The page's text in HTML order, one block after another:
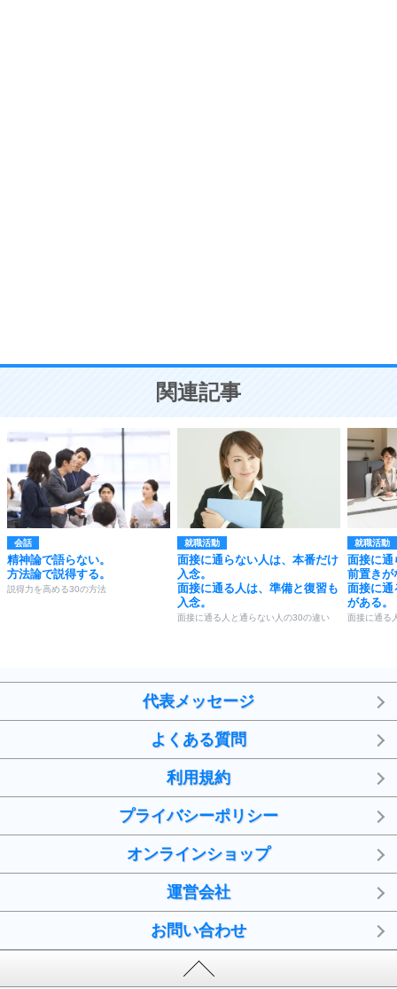
ことが大切。
関連記事
会話
精神論で語らない。
方法論で説得する。
説得力を高める30の方法
就職活動
面接に通らない人は、本番だけ
入念。
面接に通る人は、準備と復習も
入念。
面接に通る人と通らない人の30の違い
就職活動
面接に通
前置きが
面接に通
がある。
面接に通る
代表メッセージ
よくある質問
利用規約
プライバシーポリシー
オンラインショップ
運営会社
お問い合わせ